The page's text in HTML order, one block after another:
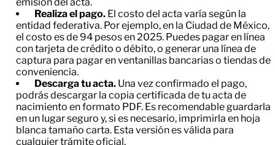
Realiza el pago. El costo del acta varía según la
entidad federativa. Por ejemplo, en la Ciudad de México,
el costo es de 94 pesos en 2025. Puedes pagar en línea
con tarjeta de crédito o débito, o generar una línea de
captura para pagar en ventanillas bancarias o tiendas de
conveniencia.
Descarga tu acta. Una vez confirmado el pago,
podrás descargar la copia certificada de tu acta de
nacimiento en formato PDF. Es recomendable guardarla
en un lugar seguro y, si es necesario, imprimirla en hoja
blanca tamaño carta. Esta versión es válida para
cualquier trámite oficial.